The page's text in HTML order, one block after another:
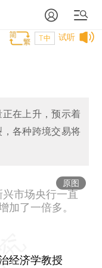
试听
T中
在上升，预示着
各种跨境交易将
原图
市场央行一直
加了一倍多。
经济学教授